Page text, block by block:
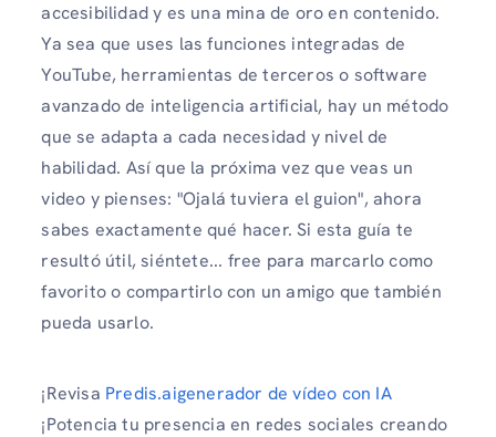
accesibilidad y es una mina de oro en contenido.
Ya sea que uses las funciones integradas de
YouTube, herramientas de terceros o software
avanzado de inteligencia artificial, hay un método
que se adapta a cada necesidad y nivel de
habilidad. Así que la próxima vez que veas un
video y pienses: "Ojalá tuviera el guion", ahora
sabes exactamente qué hacer. Si esta guía te
resultó útil, siéntete... free para marcarlo como
favorito o compartirlo con un amigo que también
pueda usarlo.
¡Revisa Predis.aigenerador de vídeo con IA
¡Potencia tu presencia en redes sociales creando